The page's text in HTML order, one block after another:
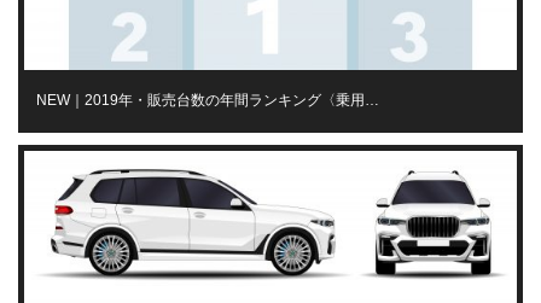
NEW｜2019年・販売台数の年間ランキング〈乗用…